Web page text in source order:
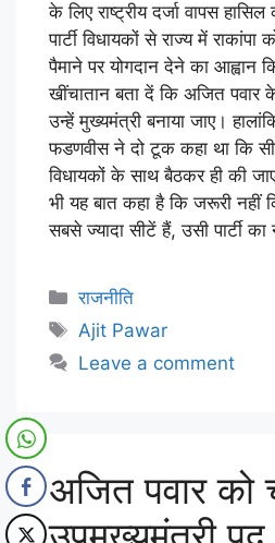
के लिए राष्ट्रीय दर्जा वापस
पार्टी विधायकों से राज्य में
पैमाने पर योगदान देने का आह्वान
खींचातान बता दें कि अजित पवार
उन्हें मुख्यमंत्री बनाया जाए।
फडणवीस ने दो टूक कहा था कि
विधायकों के साथ बैठकर ही की
भी यह बात कहा है कि जरूरी नहीं
सबसे ज्यादा सीटें हैं, उसी पार्टी
राजनीति
Ajit Pawar
Leave a comment
अजित पवार को